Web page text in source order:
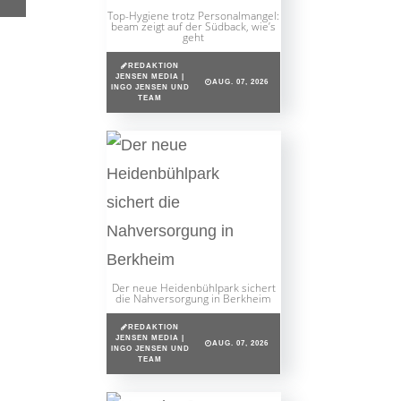
Top-Hygiene trotz Personalmangel:
beam zeigt auf der Südback, wie’s
geht
REDAKTION
JENSEN MEDIA |
INGO JENSEN UND
TEAM
AUG. 07, 2026
Der neue Heidenbühlpark sichert
die Nahversorgung in Berkheim
REDAKTION
JENSEN MEDIA |
INGO JENSEN UND
TEAM
AUG. 07, 2026